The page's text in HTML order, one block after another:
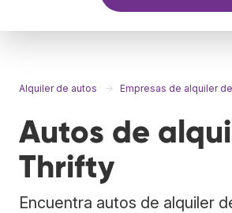
Alquiler de autos Empresas de alquiler
Autos de
Thrifty
Encuentra autos de alquiler